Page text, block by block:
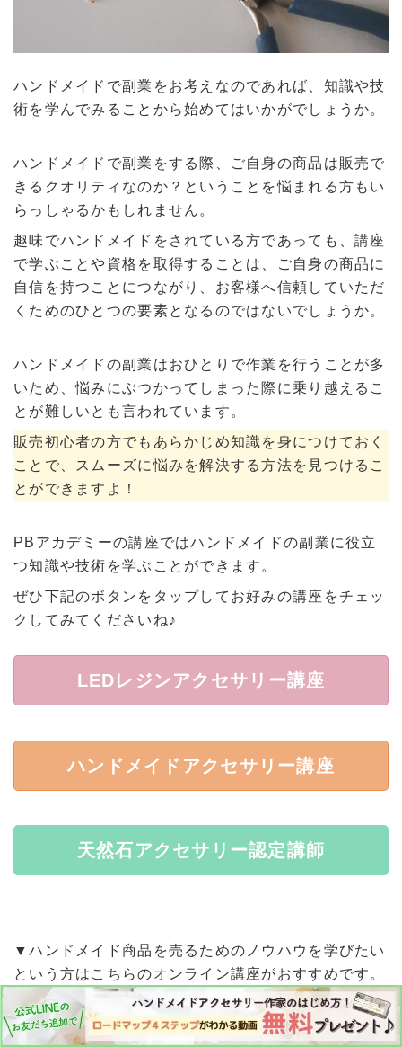
ハンドメイドで副業をお考えなのであれば、知識や技
術を学んでみることから始めてはいかがでしょうか。
ハンドメイドで副業をする際、ご自身の商品は販売で
きるクオリティなのか？ということを悩まれる方もい
らっしゃるかもしれません。
趣味でハンドメイドをされている方であっても、講座
で学ぶことや資格を取得することは、ご自身の商品に
自信を持つことにつながり、お客様へ信頼していただ
くためのひとつの要素となるのではないでしょうか。
ハンドメイドの副業はおひとりで作業を行うことが多
いため、悩みにぶつかってしまった際に乗り越えるこ
とが難しいとも言われています。
販売初心者の方でもあらかじめ知識を身につけておく
ことで、スムーズに悩みを解決する方法を見つけるこ
とができますよ！
PBアカデミーの講座ではハンドメイドの副業に役立
つ知識や技術を学ぶことができます。
ぜひ下記のボタンをタップしてお好みの講座をチェッ
クしてみてくださいね♪
LEDレジンアクセサリー講座
ハンドメイドアクセサリー講座
天然石アクセサリー認定講師
▼ハンドメイド商品を売るためのノウハウを学びたい
という方はこちらのオンライン講座がおすすめです。